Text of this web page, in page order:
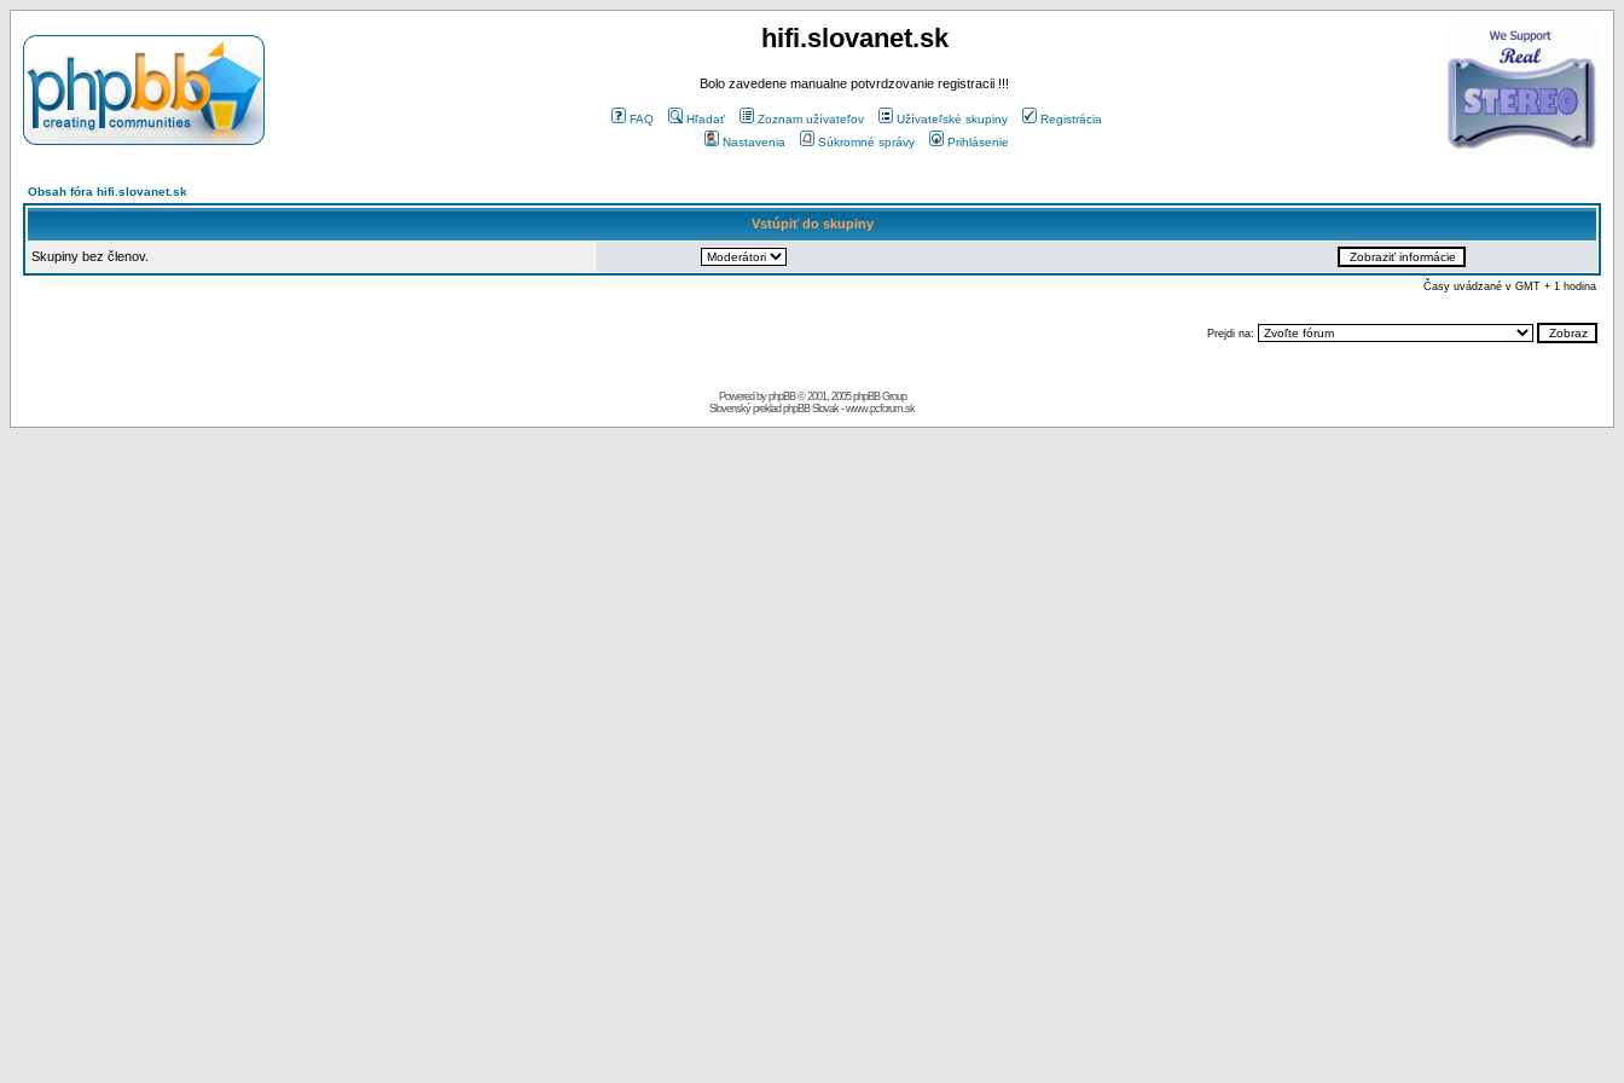
hifi.slovanet.sk
Bolo zavedene manualne potvrdzovanie registracii !!!
FAQ Hľadať Zoznam užívateľov Užívateľské skupiny
Registrácia
Nastavenia
Súkromné správy Prihlásenie
Obsah fóra hifi.slovanet.sk
Vstúpiť do skupiny
Skupiny bez členov.
Časy uvádzané v GMT + 1 hodina
Prejdi na:
Powered byphpBB© 2001, 2005 phpBB Group
Slovenský preklad phpBB Slovak-www.pcforum.sk